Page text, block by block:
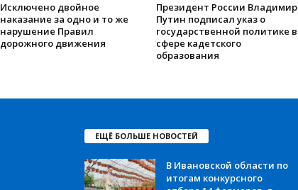
Исключено двойное
наказание за одно и то же
нарушение Правил
дорожного движения
Президент России Владимир
Путин подписал указ о
государственной политике в
сфере кадетского
образования
ЕЩЁ БОЛЬШЕ НОВОСТЕЙ
В Ивановской области по
итогам конкурсного